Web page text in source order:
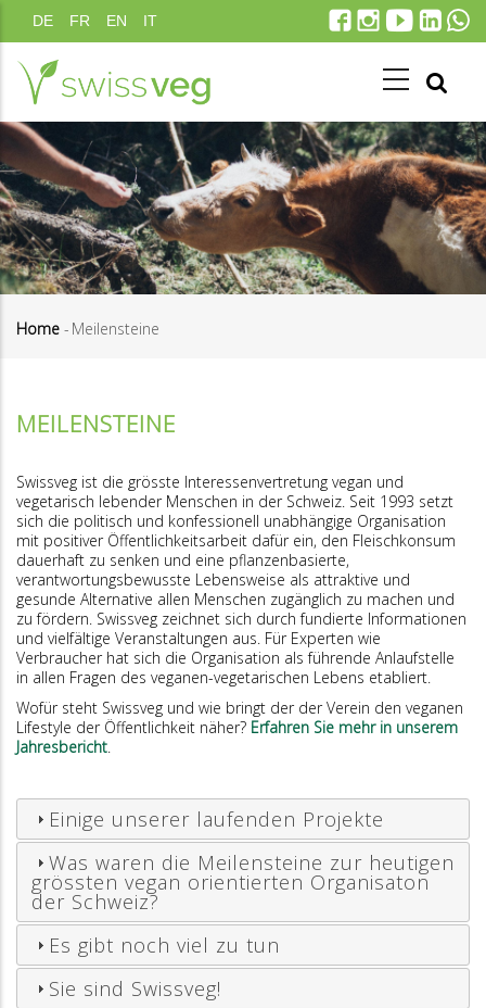
Direkt
zum
Inhalt
DE FR EN IT
Home - Meilensteine
MEILENSTEINE
Swissveg ist die grösste Interessenvertretung vegan und
vegetarisch lebender Menschen in der Schweiz. Seit 1993 setzt
sich die politisch und konfessionell unabhängige Organisation
mit positiver Öffentlichkeitsarbeit dafür ein, den Fleischkonsum
dauerhaft zu senken und eine pflanzenbasierte,
verantwortungsbewusste Lebensweise als attraktive und
gesunde Alternative allen Menschen zugänglich zu machen und
zu fördern. Swissveg zeichnet sich durch fundierte Informationen
und vielfältige Veranstaltungen aus. Für Experten wie
Verbraucher hat sich die Organisation als führende Anlaufstelle
in allen Fragen des veganen-vegetarischen Lebens etabliert.
Wofür steht Swissveg und wie bringt der der Verein den veganen
Lifestyle der Öffentlichkeit näher? Erfahren Sie mehr in unserem
Jahresbericht
Einige unserer laufenden Projekte
Was waren die Meilensteine zur heutigen
grössten vegan orientierten Organisaton
der Schweiz?
Es gibt noch viel zu tun
Sie sind Swissveg!